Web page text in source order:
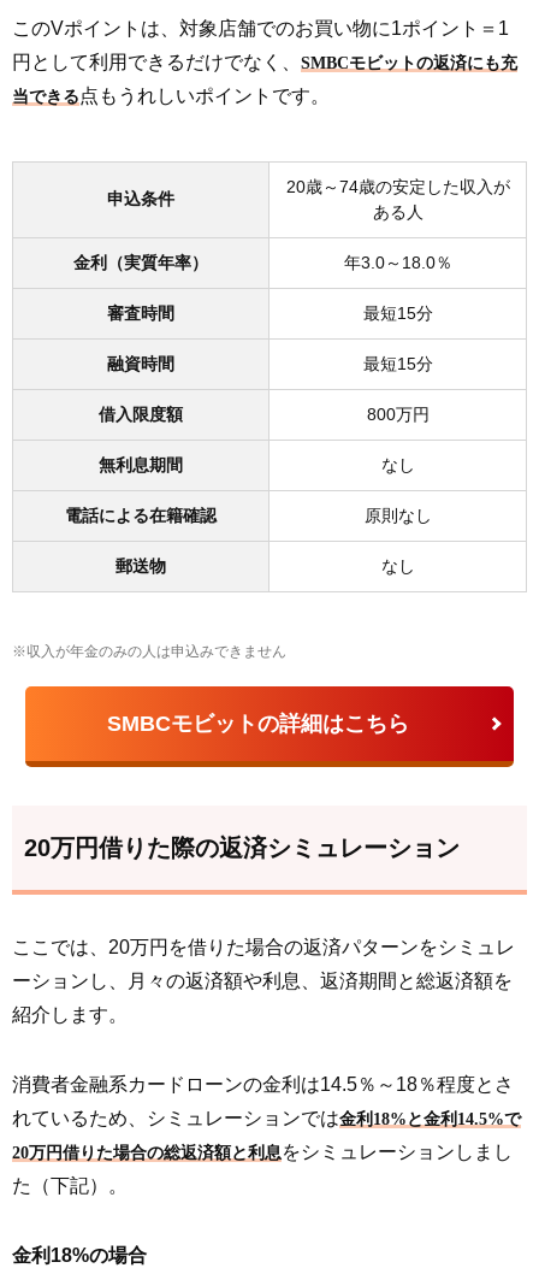
このVポイントは、対象店舗でのお買い物に1ポイント＝1
円として利用できるだけでなく、 SMBCモビットの返済にも充
当できる 点もうれしいポイントです。
申込条件
20歳～74歳の安定した収入が
ある人
金利（実質年率） 年3.0～18.0％
審査時間 最短15分
融資時間 最短15分
借入限度額 800万円
無利息期間 なし
電話による在籍確認 原則なし
郵送物 なし
※収入が年金のみの人は申込みできません
SMBCモビットの詳細はこちら
20万円借りた際の返済シミュレーション
ここでは、20万円を借りた場合の返済パターンをシミュレ
ーションし、月々の返済額や利息、返済期間と総返済額を
紹介します。
消費者金融系カードローンの金利は14.5％～18％程度とさ
れているため、シミュレーションでは金利18%と金利14.5%で
20万円借りた場合の総返済額と利息をシミュレーションしまし
た（下記）。
金利18%の場合